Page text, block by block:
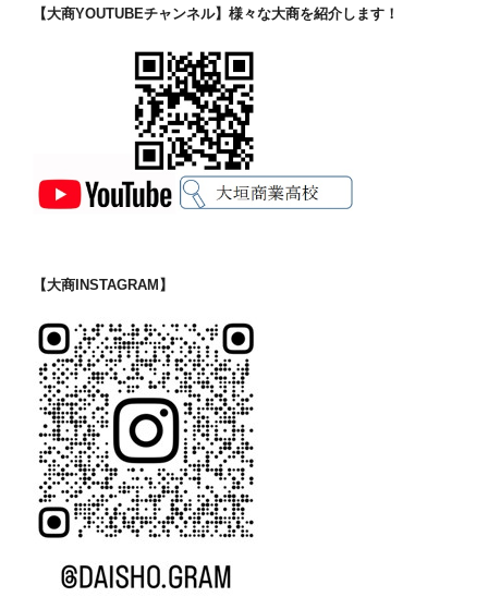
【大商YOUTUBEチャンネル】様々な大商を紹介します！
【大商INSTAGRAM】